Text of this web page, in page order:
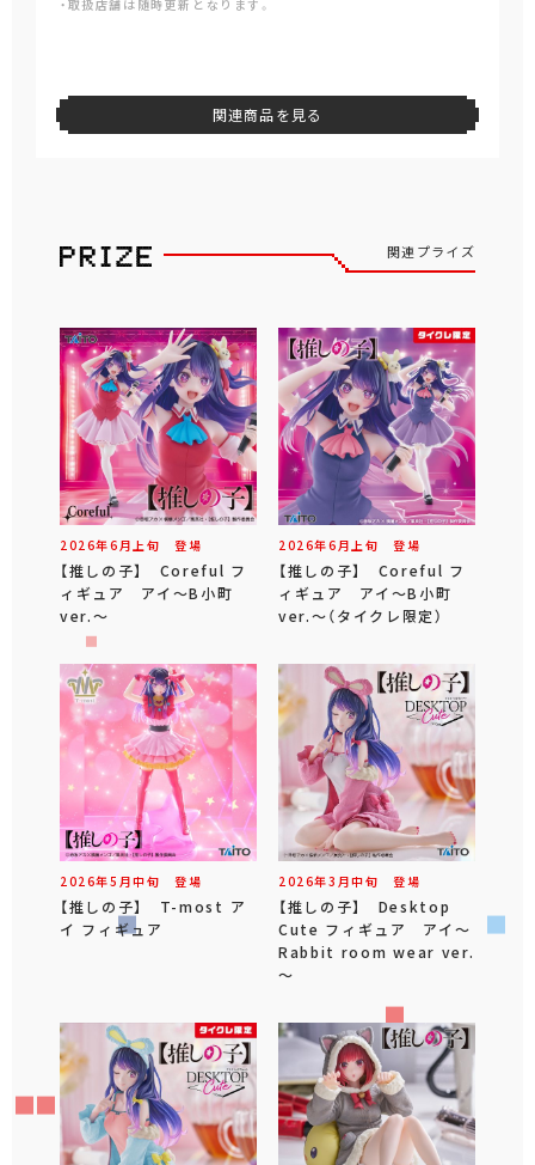
・取扱店舗は随時更新となります。
関連商品を見る
関連プライズ
2026年6 月 上旬 登場
【推しの子】 Coreful フ
ィギュア アイ～B小町
ver.～
2026年6 月 上旬 登場
【推しの子】 Coreful フ
ィギュア アイ～B小町
ver.～（タイクレ限定）
2026年5 月中旬 登場
【推しの子】 T-most ア
イ フィギュア
2026年3 月中旬 登場
【推しの子】 Desktop
Cute フィギュア アイ～
Rabbit room wear ver.
～